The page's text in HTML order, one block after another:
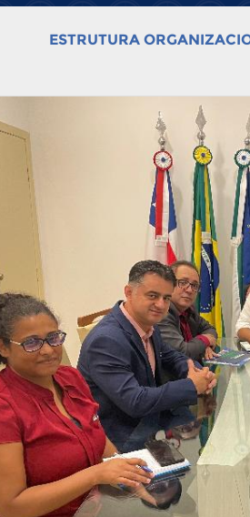
ESTRUTURA